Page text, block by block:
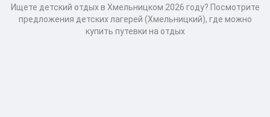
Ищете детский отдых в Хмельницком 2026 году? Посмотрите
предложения детских лагерей (Хмельницкий), где можно
купить путевки на отдых